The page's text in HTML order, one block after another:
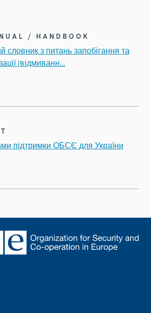
/ HANDBOOK
словник з питань запобігання та
(відмиванн…
підтримки ОБСЄ для України